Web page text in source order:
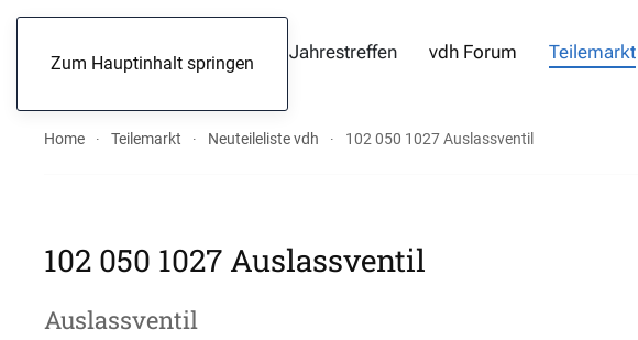
Zum Hauptinhalt springen
Jahrestreffen vdh Forum Teilemarkt
Home Teilemarkt Neuteileliste vdh 102 050 1027 Auslassventil
102 050 1027 Auslassventil
Auslassventil